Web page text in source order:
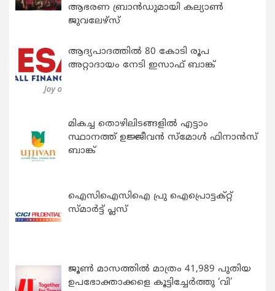
ആഭരണ ബ്രാന്‍ഡുമായി കല്യാണ്‍
ജുവലേഴ്‌സ്
ആദ്യപാദത്തിൽ 80 കോടി രൂപ
അറ്റാദായം നേടി ഇസാഫ് ബാങ്ക്
മികച്ച തൊഴിലിടങ്ങളിൽ എട്ടാം
സ്ഥാനത്ത് ഉജ്ജീവൻ സ്മോൾ ഫിനാൻസ്
ബാങ്ക്
ഐസിഐസിഐ പ്രു ഐപ്രൊട്ടക്റ്റ്
സ്മാർട്ട് പ്ലസ്
ജൂൺ മാസത്തിൽ മാത്രം 41,989 പുതിയ
ഉപഭോക്താക്കളെ കൂട്ടിച്ചേർത്തു ‘വി’